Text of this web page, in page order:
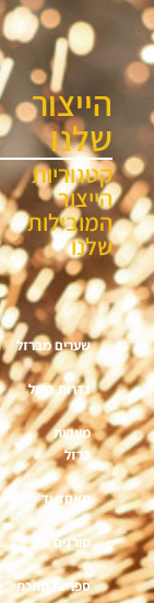
הייצור
שלנו
קטגוריות
הייצור
המובילות
שלנו
שערים מברזל
גדרות ברזל
מעקות
ברזל
מאחזי יד
סורגים
ספריות מתכת